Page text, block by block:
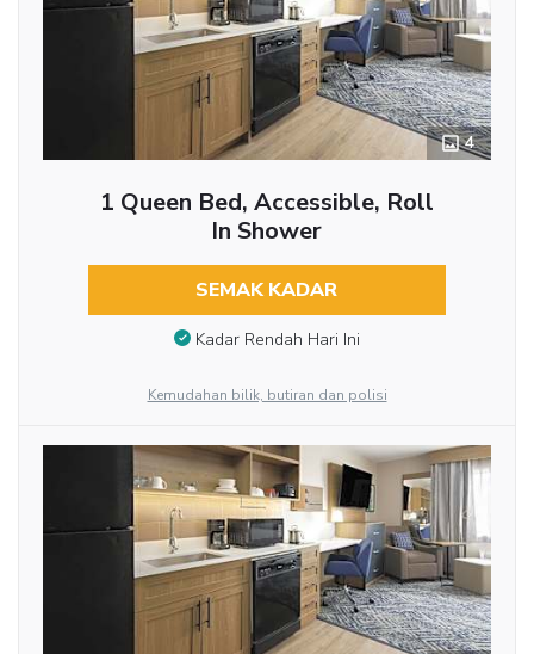
4
1 Queen Bed, Accessible, Roll
In Shower
SEMAK KADAR
Kadar Rendah Hari Ini
Kemudahan bilik, butiran dan polisi